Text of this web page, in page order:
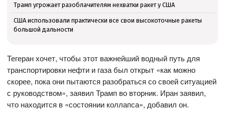
Трамп угрожает разоблачителям нехватки ракет у США
США использовали практически все свои высокоточные ракеты
большой дальности
Тегеран хочет, чтобы этот важнейший водный путь для
транспортировки нефти и газа был открыт «как можно
скорее, пока они пытаются разобраться со своей ситуацией
с руководством», заявил Трамп во вторник. Иран заявил,
что находится в «состоянии коллапса», добавил он.